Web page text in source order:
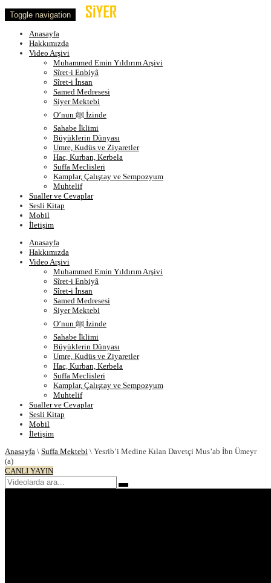
Toggle navigation
Anasayfa
Hakkımızda
Video Arşivi
Muhammed Emin Yıldırım Arşivi
Sîret-i Enbiyâ
Sîret-i İnsan
Samed Medresesi
Siyer Mektebi
O’nun ﷺ İzinde
Sahabe İklimi
Büyüklerin Dünyası
Umre, Kudüs ve Ziyaretler
Hac, Kurban, Kerbela
Suffa Meclisleri
Kamplar, Çalıştay ve Sempozyum
Muhtelif
Sualler ve Cevaplar
Sesli Kitap
Mobil
İletişim
Anasayfa
Hakkımızda
Video Arşivi
Muhammed Emin Yıldırım Arşivi
Sîret-i Enbiyâ
Sîret-i İnsan
Samed Medresesi
Siyer Mektebi
O’nun ﷺ İzinde
Sahabe İklimi
Büyüklerin Dünyası
Umre, Kudüs ve Ziyaretler
Hac, Kurban, Kerbela
Suffa Meclisleri
Kamplar, Çalıştay ve Sempozyum
Muhtelif
Sualler ve Cevaplar
Sesli Kitap
Mobil
İletişim
Anasayfa \ Suffa Mektebi \ Yesrib’i Medine Kılan Davetçi Mus’ab İbn Ümeyr
(a)
CANLI YAYIN